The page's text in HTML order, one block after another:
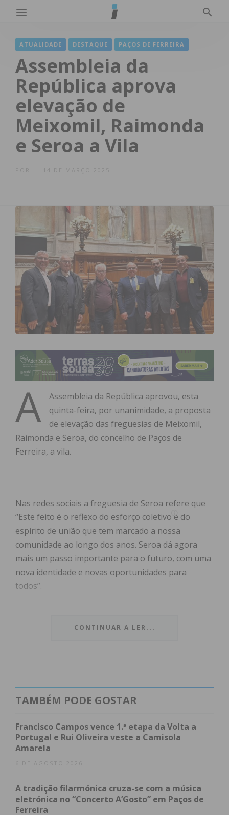
ATUALIDADE DESTAQUE PAÇOS DE FERREIRA
Assembleia da
República aprova
elevação de
Meixomil, Raimonda
e Seroa a Vila
14 DE MARÇO 2025
A
Assembleia da República aprovou, esta
quinta-feira, por unanimidade, a proposta
de elevação das freguesias de Meixomil,
Raimonda e Seroa, do concelho de Paços de
Ferreira, a vila.
Nas redes sociais a freguesia de Seroa refere que
“Este feito é o reflexo do esforço coletivo e do
espírito de união que tem marcado a nossa
comunidade ao longo dos anos. Seroa dá agora
mais um passo importante para o futuro, com uma
nova identidade e novas oportunidades para
todos”.
afirmou que este “é um momento de orgulho para
um futuro ainda mais próspero para Meixomil!”.
Também a freguesia de Raimonda referiu que é um
“motivo de orgulho” e que “Este objetivo
conseguido não é um fim em si mesmo, mas sim o
início de uma nova etapa que vai trazer mais
o privilégio de gerir os destinos da mais bela VILA
de Portugal (RAIMONDA)”.
CONTINUAR A LER...
TAMBÉM PODE GOSTAR
Francisco Campos vence 1.ª etapa da Volta a
Portugal e Rui Oliveira veste a Camisola
Amarela
6 DE AGOSTO 2026
A tradição filarmónica cruza-se com a música
eletrónica no “Concerto A’Gosto” em Paços de
Ferreira